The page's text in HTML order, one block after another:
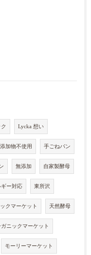
Lycka 想い
添加物不使用 手ごねパン
無添加 自家製酵母
ギー対応 東所沢
クマーケット 天然酵母
ニックマーケット
モーリーマーケット